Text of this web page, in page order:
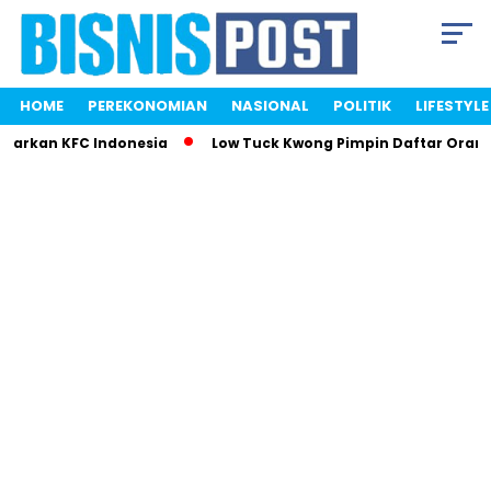
HOME PEREKONOMIAN NASIONAL POLITIK LIFESTYLE
KFC Indonesia Low Tuck Kwong Pimpin Daftar